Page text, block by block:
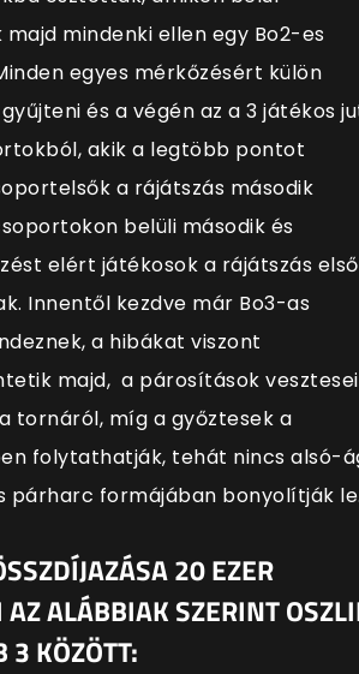
majd mindenki ellen egy Bo2-es
egyes mérkőzésért külön
és a végén az a 3 játékos
akik a legtöbb pontot
a rájátszás második
belüli második és
elért játékosok a rájátszás első
Innentől kezdve már Bo3-as
a hibákat viszont
majd, a párosítások vesztesei
tornáról, míg a győztesek a
folytathatják, tehát nincs alsó-
párharc formájában bonyolítják
20 EZER
ALÁBBIAK SZERINT
3 KÖZÖTT: